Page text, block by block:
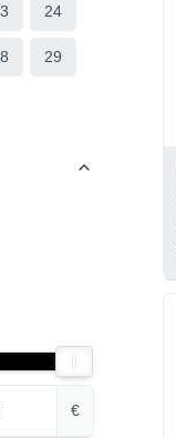
24
29
€